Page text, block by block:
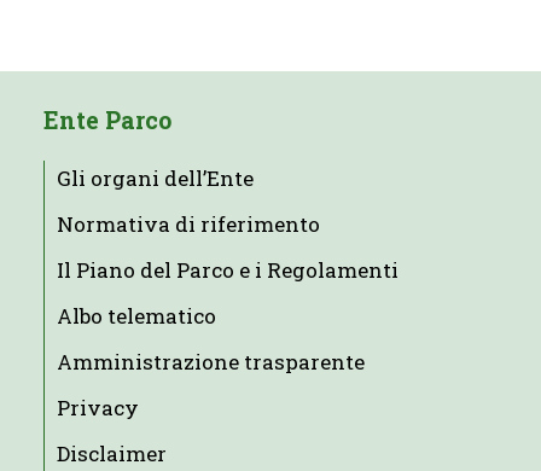
Ente Parco
Gli organi dell’Ente
Normativa di riferimento
Il Piano del Parco e i Regolamenti
Albo telematico
Amministrazione trasparente
Privacy
Disclaimer